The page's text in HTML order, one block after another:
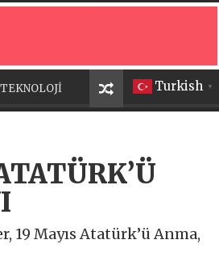
Turkish ▼
TEKNOLOJİ
Mayıs Atatürk’ü Anma,